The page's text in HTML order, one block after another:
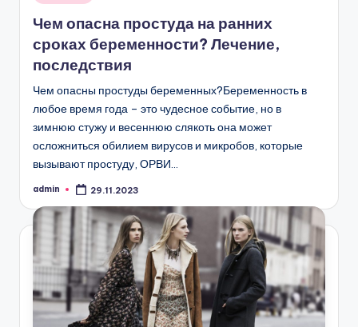
Чем опасна простуда на ранних
сроках беременности? Лечение,
последствия
Чем опасны простуды беременных?Беременность в
любое время года – это чудесное событие, но в
зимнюю стужу и весеннюю слякоть она может
осложниться обилием вирусов и микробов, которые
вызывают простуду, ОРВИ…
Запись
admin 29.11.2023